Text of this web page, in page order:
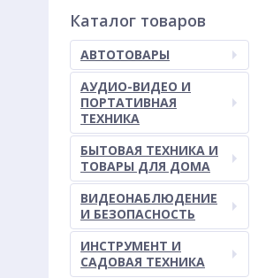
Каталог товаров
АВТОТОВАРЫ
АУДИО-ВИДЕО И
ПОРТАТИВНАЯ
ТЕХНИКА
БЫТОВАЯ ТЕХНИКА И
ТОВАРЫ ДЛЯ ДОМА
ВИДЕОНАБЛЮДЕНИЕ
И БЕЗОПАСНОСТЬ
ИНСТРУМЕНТ И
САДОВАЯ ТЕХНИКА